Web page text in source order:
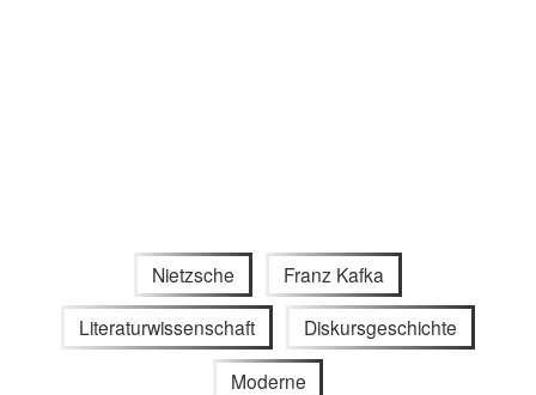
Nietzsche Franz Kafka
Literaturwissenschaft Diskursgeschichte
Moderne